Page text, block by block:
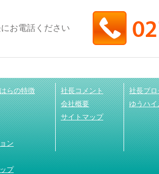
お電話ください
らの特徴
ン
プ
社長コメント
会社概要
サイトマップ
社長ブロ
ゆうハ